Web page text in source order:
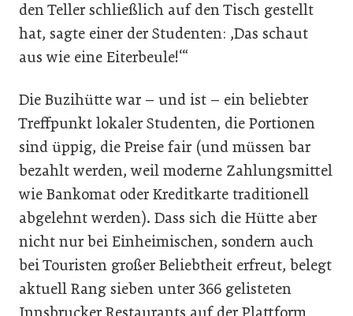
den Teller schließlich auf den Tisch gestellt
hat, sagte einer der Studenten: ,Das schaut
aus wie eine Eiterbeule!‘“
Die Buzihütte war – und ist – ein beliebter
Treffpunkt lokaler Studenten, die Portionen
sind üppig, die Preise fair (und müssen bar
bezahlt werden, weil moderne Zahlungsmittel
wie Bankomat oder Kreditkarte traditionell
abgelehnt werden). Dass sich die Hütte aber
nicht nur bei Einheimischen, sondern auch
bei Touristen großer Beliebtheit erfreut, belegt
aktuell Rang sieben unter 366 gelisteten